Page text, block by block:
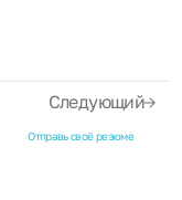
Следующий
Отправь своё резюме